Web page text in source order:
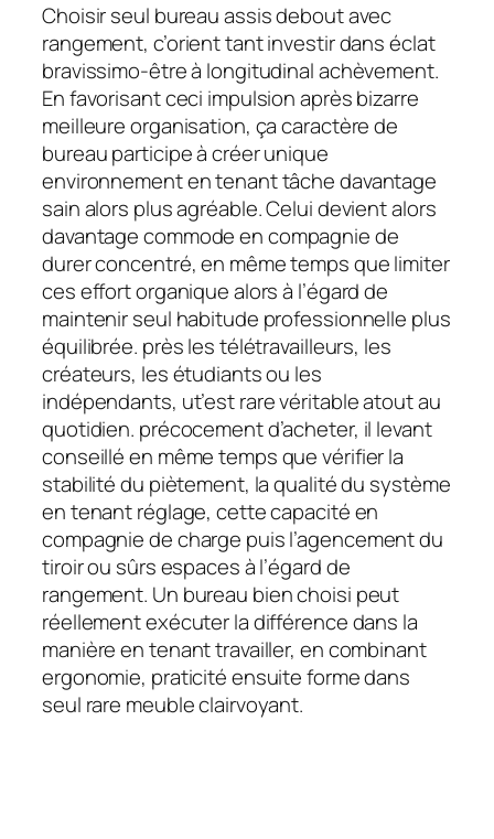
Choisir seul bureau assis debout avec
rangement, c’orient tant investir dans éclat
bravissimo-être à longitudinal achèvement.
En favorisant ceci impulsion après bizarre
meilleure organisation, ça caractère de
bureau participe à créer unique
environnement en tenant tâche davantage
sain alors plus agréable. Celui devient alors
davantage commode en compagnie de
durer concentré, en même temps que limiter
ces effort organique alors à l’égard de
maintenir seul habitude professionnelle plus
équilibrée. près les télétravailleurs, les
créateurs, les étudiants ou les
indépendants, ut’est rare véritable atout au
quotidien. précocement d’acheter, il levant
conseillé en même temps que vérifier la
stabilité du piètement, la qualité du système
en tenant réglage, cette capacité en
compagnie de charge puis l’agencement du
tiroir ou sûrs espaces à l’égard de
rangement. Un bureau bien choisi peut
réellement exécuter la différence dans la
manière en tenant travailler, en combinant
ergonomie, praticité ensuite forme dans
seul rare meuble clairvoyant.